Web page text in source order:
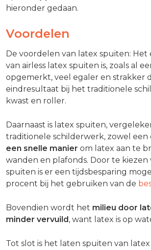
hieronder gedaan.
Voordelen
De voordelen van latex spuiten: Het
van airless latex spuiten is, zoals al
opgemerkt, veel egaler en strakker
eindresultaat bij het traditionele
kwast en roller.
Daarnaast is latex spuiten,
traditionele schilderwerk, zowel een
een snelle manier om latex aan te
wanden en plafonds. Door te kiezen
spuiten is er een tijdsbesparing
procent bij het gebruiken van de
Bovendien wordt het milieu door
minder vervuild, want latex is op
Tot slot is het laten spuiten van